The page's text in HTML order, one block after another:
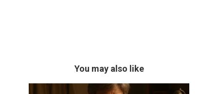
You may also like